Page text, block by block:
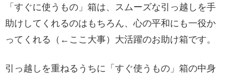
「すぐに使うもの」箱は、スムーズな引っ越しを手
助けしてくれるのはもちろん、心の平和にも一役か
ってくれる（←ここ大事）大活躍のお助け箱です。
引っ越しを重ねるうちに「すぐ使うもの」箱の中身